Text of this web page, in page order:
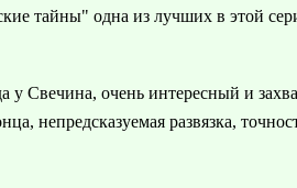
тайны" одна из лучших в этой
у Свечина, очень интересный и
непредсказуемая развязка,